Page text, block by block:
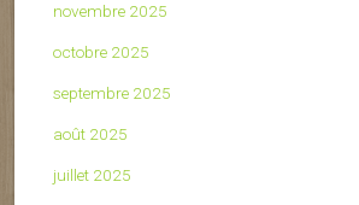
novembre 2025
octobre 2025
septembre 2025
août 2025
juillet 2025